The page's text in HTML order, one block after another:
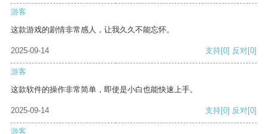
游客
这款游戏的剧情非常感人，让我久久不能忘怀。
2025-09-14 支持[0] 反对[0]
游客
这款软件的操作非常简单，即使是小白也能快速上手。
2025-09-14 支持[0] 反对[0]
游客